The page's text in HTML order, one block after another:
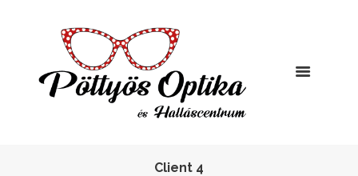
Client 4